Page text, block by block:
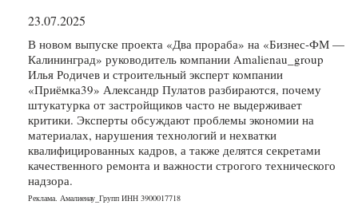
23.07.2025
В новом выпуске проекта «Два прораба» на «Бизнес-ФМ —
Калининград» руководитель компании Amalienau_group
Илья Родичев и строительный эксперт компании
«Приёмка39» Александр Пулатов разбираются, почему
штукатурка от застройщиков часто не выдерживает
критики. Эксперты обсуждают проблемы экономии на
материалах, нарушения технологий и нехватки
квалифицированных кадров, а также делятся секретами
качественного ремонта и важности строгого технического
надзора.
Реклама. Амалиенау_Групп ИНН 3900017718